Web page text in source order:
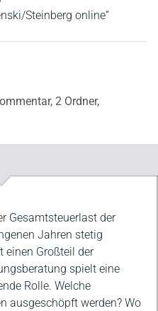
Steinberg online“
2 Ordner,
Gesamtsteuerlast der
Jahren stetig
einen Großteil der
spielt eine
Rolle. Welche
ausgeschöpft werden? Wo